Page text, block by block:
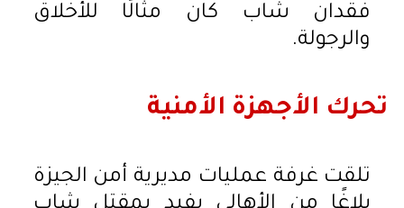
فقدان شاب كان مثالًا للأخلاق
والرجولة.
تحرك الأجهزة الأمنية
تلقت غرفة عمليات مديرية أمن الجيزة